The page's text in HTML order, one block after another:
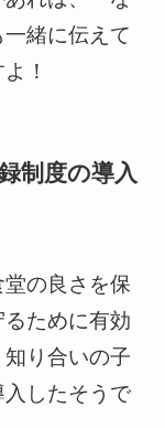
緒に伝えて
！
制度の導入
堂の良さを保
ために有効
り合いの子
したそうで